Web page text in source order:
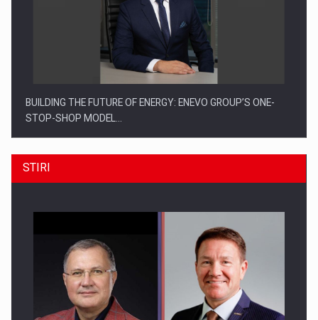
BUILDING THE FUTURE OF ENERGY: ENEVO GROUP’S ONE-
STOP-SHOP MODEL…
ROOTED IN ROMANIA, BUILT TO DELIVER TECHNOLOGY FOR
STIRI